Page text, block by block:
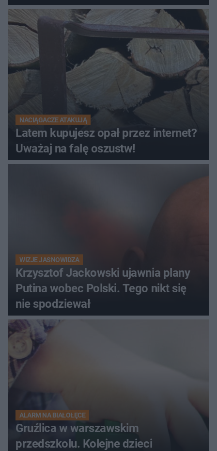
NACIĄGACZE ATAKUJĄ
Latem kupujesz opał przez internet?
Uważaj na falę oszustw!
WIZJE JASNOWIDZA
Krzysztof Jackowski ujawnia plany
Putina wobec Polski. Tego nikt się
nie spodziewał
ALARM NA BIAŁOŁĘCE
Gruźlica w warszawskim
przedszkolu. Kolejne dzieci